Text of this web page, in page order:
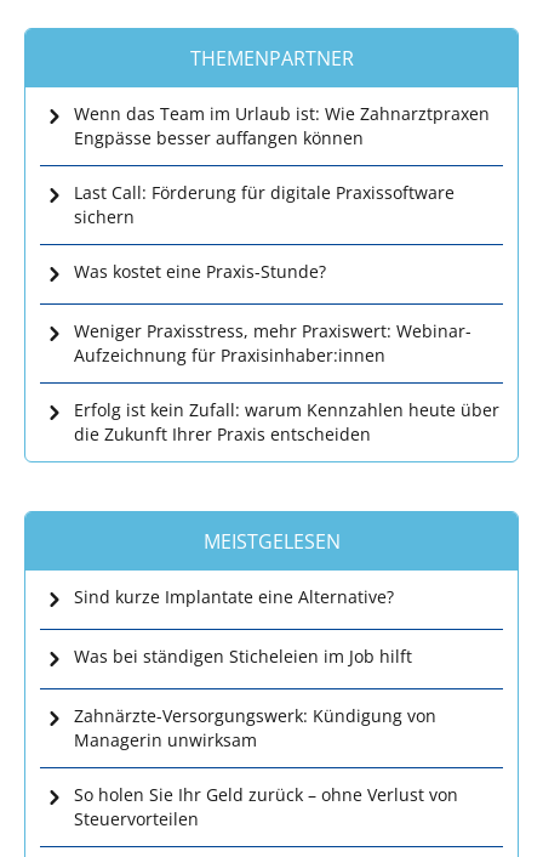
THEMENPARTNER
Wenn das Team im Urlaub ist: Wie Zahnarztpraxen
Engpässe besser auffangen können
Last Call: Förderung für digitale Praxissoftware
sichern
Was kostet eine Praxis-Stunde?
Weniger Praxisstress, mehr Praxiswert: Webinar-
Aufzeichnung für Praxisinhaber:innen
Erfolg ist kein Zufall: warum Kennzahlen heute über
die Zukunft Ihrer Praxis entscheiden
MEISTGELESEN
Sind kurze Implantate eine Alternative?
Was bei ständigen Sticheleien im Job hilft
Zahnärzte-Versorgungswerk: Kündigung von
Managerin unwirksam
So holen Sie Ihr Geld zurück – ohne Verlust von
Steuervorteilen